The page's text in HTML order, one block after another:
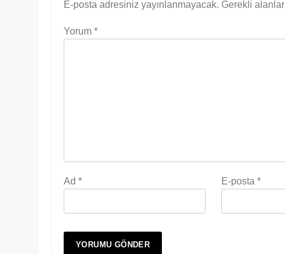
E-posta adresiniz yayınlanmayacak. Gerekli alanlar
Yorum *
Ad * E-posta*